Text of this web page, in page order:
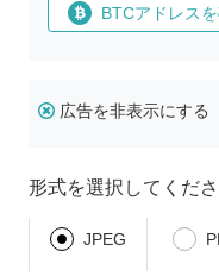
BTCアドレス
広告を非表示にする
形式を選択してくだ
JPEG